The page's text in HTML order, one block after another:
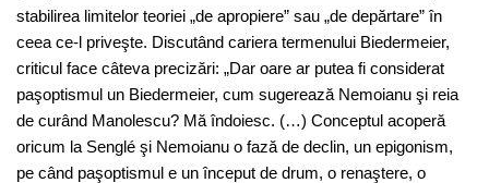
stabilirea limitelor teoriei „de apropiere” sau „de depărtare” în
ceea ce-l priveşte. Discutând cariera termenului Biedermeier,
criticul face câteva precizări: „Dar oare ar putea fi considerat
paşoptismul un Biedermeier, cum sugerează Nemoianu şi reia
de curând Manolescu? Mă îndoiesc. (…) Conceptul acoperă
oricum la Senglé şi Nemoianu o fază de declin, un epigonism,
pe când paşoptismul e un început de drum, o renaştere, o